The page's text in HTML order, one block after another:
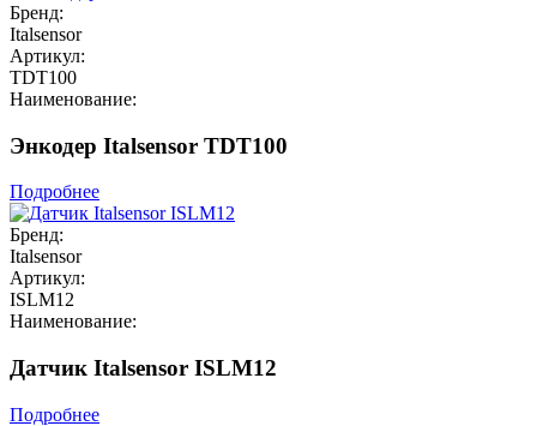
Бренд:
Italsensor
Артикул:
TDT100
Наименование:
Энкодер Italsensor TDT100
Подробнее
Бренд:
Italsensor
Артикул:
ISLM12
Наименование:
Датчик Italsensor ISLM12
Подробнее